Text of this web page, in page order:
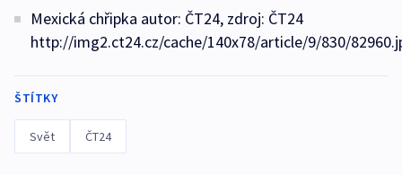
Mexická chřipka autor: ČT24, zdroj: ČT24
http://img2.ct24.cz/cache/140x78/article/9/830/
ŠTÍTKY
Svět ČT24